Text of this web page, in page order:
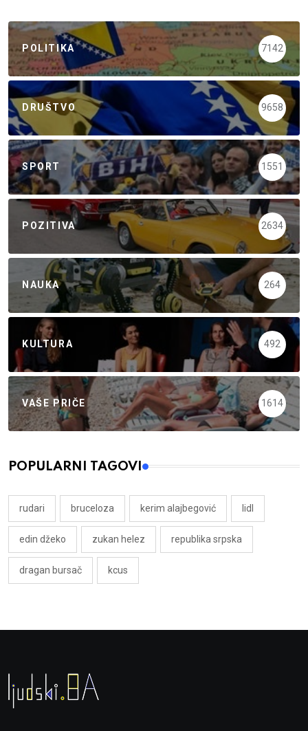
POLITIKA 7142
DRUŠTVO 9658
SPORT 1551
POZITIVA 2634
NAUKA 264
KULTURA 492
VAŠE PRIČE 1614
POPULARNI TAGOVI
rudari bruceloza kerim alajbegović lidl
edin džeko zukan helez republika srpska
dragan bursač kcus